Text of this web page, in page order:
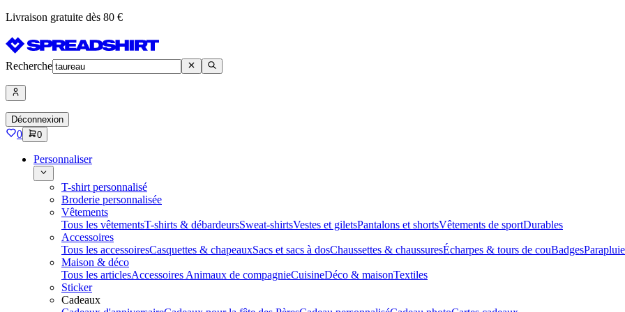
Livraison gratuite dès 80 €
Recherche
Déconnexion
0 0
Personnaliser
T-shirt personnalisé
Broderie personnalisée
Vêtements
Tous les vêtementsT-shirts & débardeursSweat-shirtsVestes et giletsPantalons et shortsVêtements de sportDurables
Accessoires
Tous les accessoiresCasquettes & chapeauxSacs et sacs à dosChaussettes & chaussuresÉcharpes & tours de couBadges
Maison & déco
Tous les articlesAccessoires Animaux de compagnieCuisineDéco & maisonTextiles
Sticker
Cadeaux